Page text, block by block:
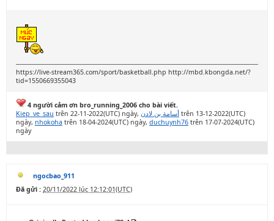
https://live-stream365.com/sport/basketball.php http://mbd.kbongda.net/?
tid=1550669355043
4 người cảm ơn bro_running_2006 cho bài viết.
Kiep_ve_sau trên 22-11-2022(UTC) ngày, أسامة بن لادن trên 13-12-2022(UTC)
ngày, nhokoha trên 18-04-2024(UTC) ngày, duchuynh76 trên 17-07-2024(UTC)
ngày
ngocbao_911
Đã gửi : 20/11/2022 lúc 12:12:01(UTC)